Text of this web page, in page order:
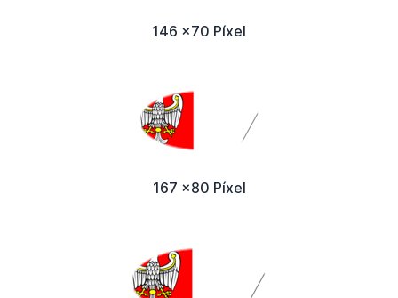
146 x70 Píxel
167 x80 Píxel